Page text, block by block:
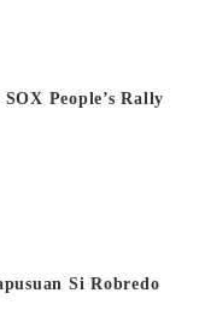
People’s Rally
Si Robredo